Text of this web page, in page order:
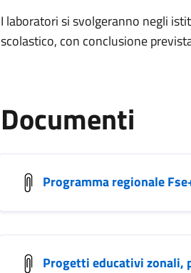
I laboratori si svolgeranno negli
scolastico, con conclusione
Documenti
Programma regionale
Progetti educativi zonali,